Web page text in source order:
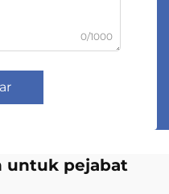
0/1000
untuk pejabat